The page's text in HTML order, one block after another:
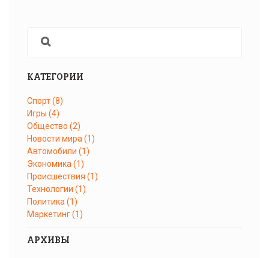
КАТЕГОРИИ
Спорт(8)
Игры (4)
Общество (2)
Новости мира (1)
Автомобили (1)
Экономика (1)
Происшествия (1)
Технологии (1)
Политика (1)
Маркетинг(1)
АРХИВЫ